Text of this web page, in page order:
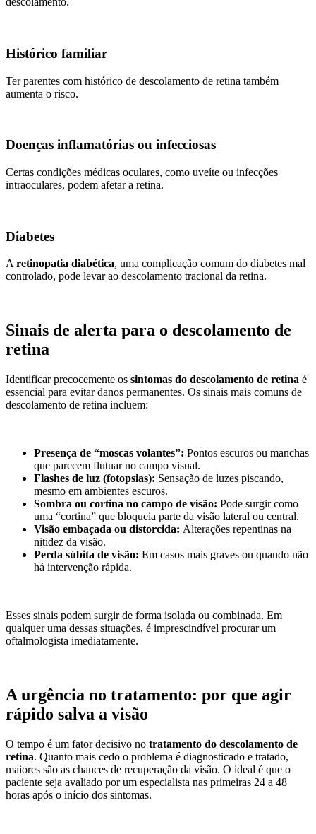
Histórico familiar
Ter parentes com histórico de descolamento de retina também
aumenta o risco.
Doenças inflamatórias ou infecciosas
Certas condições médicas oculares, como uveíte ou infecções
intraoculares, podem afetar a retina.
Diabetes
A retinopatia diabética, uma complicação comum do diabetes mal
controlado, pode levar ao descolamento tracional da retina.
Sinais de alerta para o descolamento de
retina
Identificar precocemente os sintomas do descolamento de retina é
essencial para evitar danos permanentes. Os sinais mais comuns de
descolamento de retina incluem:
Presença de “moscas volantes”: Pontos escuros ou manchas
que parecem flutuar no campo visual.
Flashes de luz (fotopsias): Sensação de luzes piscando,
mesmo em ambientes escuros.
Sombra ou cortina no campo de visão: Pode surgir como
uma “cortina” que bloqueia parte da visão lateral ou central.
Visão embaçada ou distorcida: Alterações repentinas na
nitidez da visão.
Perda súbita de visão: Em casos mais graves ou quando não
há intervenção rápida.
Esses sinais podem surgir de forma isolada ou combinada. Em
qualquer uma dessas situações, é imprescindível procurar um
oftalmologista imediatamente.
A urgência no tratamento: por que agir
rápido salva a visão
O tempo é um fator decisivo no tratamento do descolamento de
retina. Quanto mais cedo o problema é diagnosticado e tratado,
maiores são as chances de recuperação da visão. O ideal é que o
paciente seja avaliado por um especialista nas primeiras 24 a 48
horas após o início dos sintomas.